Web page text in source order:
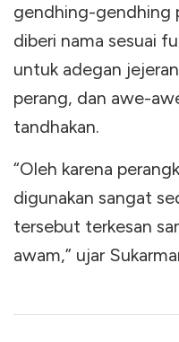
gendhing-gendhing
diberi nama sesuai
untuk adegan
perang, dan awe-
tandhakan.
“Oleh karena
digunakan sangat
tersebut terkesan
awam,” ujar